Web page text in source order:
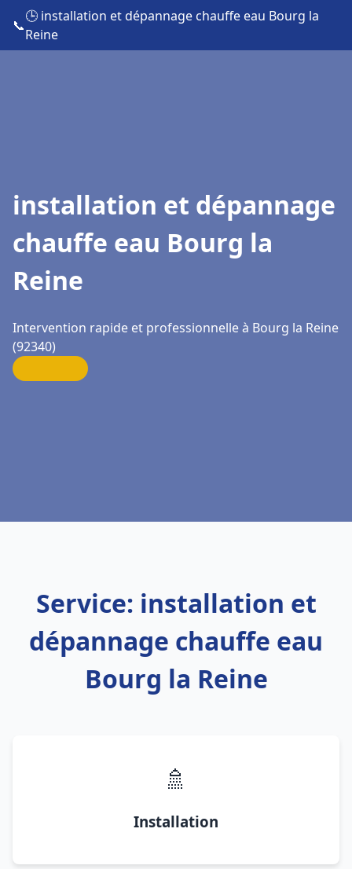
📞
🕒 installation et dépannage chauffe eau Bourg la
Reine
installation et dépannage
chauffe eau Bourg la
Reine
Intervention rapide et professionnelle à Bourg la Reine
(92340)
Service: installation et
dépannage chauffe eau
Bourg la Reine
🚿
Installation